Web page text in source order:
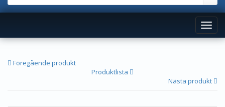
Föregående produkt
Produktlista
Nästa produkt